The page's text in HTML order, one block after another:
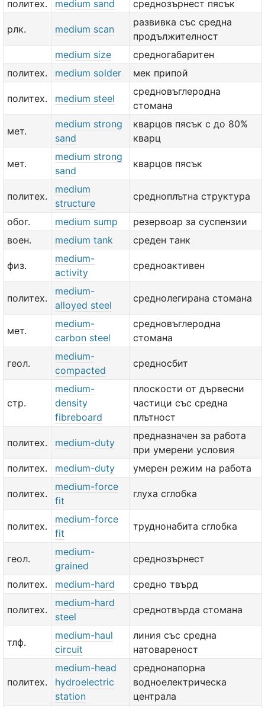
политех. medium sand среднозърнест пясък
рлк. medium scan
развивка със средна
продължителност
medium size
средногабаритен
политех.
medium solder мек припой
политех. medium steel
средновъглеродна
стомана
мет.
medium strong
sand
кварцов пясък с до 80%
кварц
мет.
medium strong
sand
кварцов пясък
политех.
medium
structure
средноплътна структура
обог. medium sump
резервоар за суспензии
воен.
medium tank среден танк
физ.
medium-
activity
средноактивен
политех.
medium-
alloyed steel
среднолегирана стомана
мет.
medium-
carbon steel
средновъглеродна
стомана
геол.
medium-
compacted
средносбит
стр.
medium-
density
fibreboard
плоскости от дървесни
частици със средна
плътност
политех. medium-duty
предназначен за работа
при умерени условия
политех.
medium-duty умерен режим на работа
политех.
medium-force
fit
глуха сглобка
политех.
medium-force
fit
труднонабита сглобка
геол.
medium-
grained
среднозърнест
политех. medium-hard средно твърд
политех.
medium-hard
steel
среднотвърда стомана
тлф.
medium-haul
circuit
линия със средна
натовареност
политех.
medium-head
hydroelectric
station
среднонапорна
водноелектрическа
централа